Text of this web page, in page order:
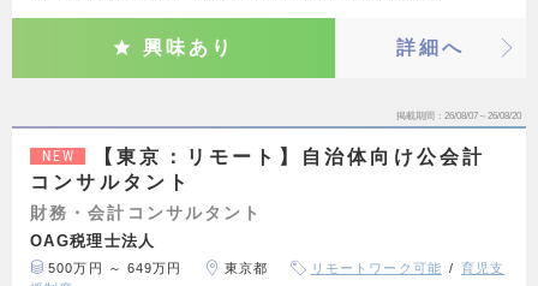
興味あり 詳細へ
掲載期間 26/08/07～26/08/20
NEW
【東京：リモート】自治体向け公会計
コンサルタント
財務・会計コンサルタント
OAG税理士法人
500万円 ～ 649万円 東京都 リモートワーク可能
育児支